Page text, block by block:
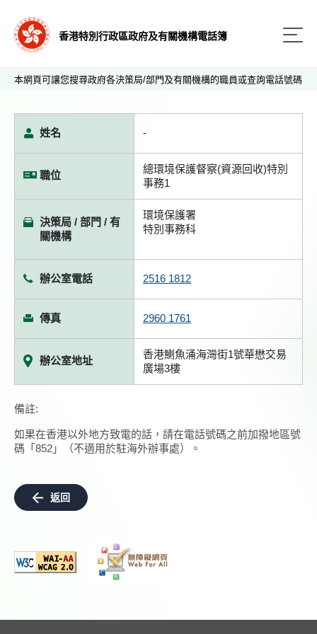
香港特別行政區政府及有關機構電話簿
本網頁可讓您搜尋政府各決策局/部門及有關機構的職員或查詢電話號碼
姓名 -
職位
總環境保護督察(資源回收)特別
事務1
決策局 / 部門 / 有
關機構
環境保護署
特別事務科
辦公室電話 2516 1812
傳真 2960 1761
辦公室地址
香港鰂魚涌海灣街1號華懋交易
廣場3樓
備註:
如果在香港以外地方致電的話，請在電話號碼之前加撥地區號
碼「852」（不適用於駐海外辦事處）。
返回